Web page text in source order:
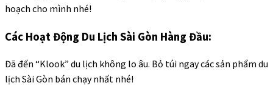
hoạch cho mình nhé!
Các Hoạt Động Du Lịch Sài Gòn Hàng Đầu:
Đã đến “Klook” du lịch không lo âu. Bỏ túi ngay các sản phẩm du
lịch Sài Gòn bán chạy nhất nhé!